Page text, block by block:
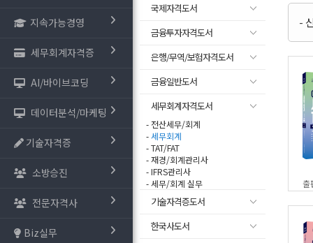
지속가능경영
세무회계자격증
AI/바이브코딩
데이터분석/마케팅
기술자격증
소방승진
전문자격사
Biz실무
국제자격도서
금융투자자격도서
은행/무역/보험자격도서
금융일반도서
세무회계자격도서
- 전산세무/회계
-세무회계
- TAT/FAT
- 재경/회계관리사
- IFRS관리사
- 세무/회계 실무
기술자격증도서
한국사도서
-
출